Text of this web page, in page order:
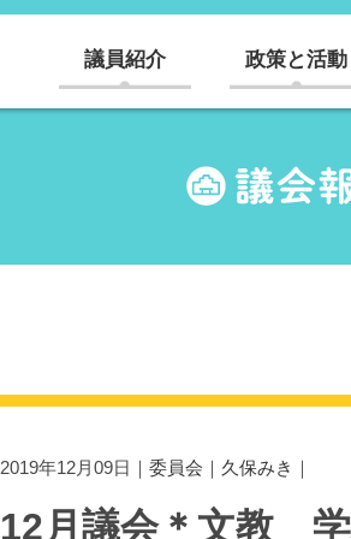
議員紹介 政策と活動
2019年12月09日｜ 委員会 ｜ 久保みき ｜
12月議会＊文教